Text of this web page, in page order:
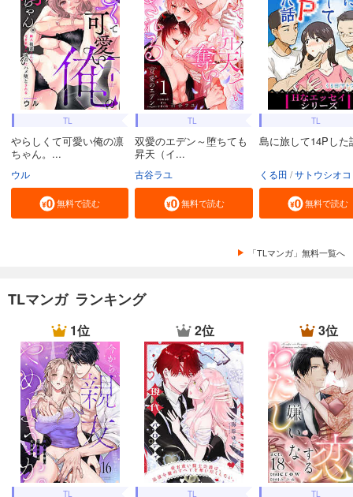
TL
やらしくて可愛い俺の凛
ちゃん。...
ウル
無料で読む
TL
双愛のエデン～堕ちても
昇天（イ...
古谷ラユ
無料で読む
TL
島に旅して14Pした
くる田 サトウシオコ
無料で読む
「TLマンガ」無料一覧へ
TLマンガ ランキング
1位
TL
2位
TL
3位
TL